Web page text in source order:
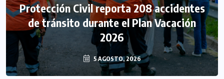
Protección Civil reporta 208 accidentes
de tránsito durante el Plan Vacación
2026
5 AGOSTO, 2026